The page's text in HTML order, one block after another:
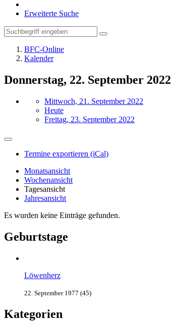
Erweiterte Suche
BFC-Online
Kalender
Donnerstag, 22. September 2022
Mittwoch, 21. September 2022
Heute
Freitag, 23. September 2022
Termine exportieren (iCal)
Monatsansicht
Wochenansicht
Tagesansicht
Jahresansicht
Es wurden keine Einträge gefunden.
Geburtstage
Löwenherz
22. September 1977 (45)
Kategorien